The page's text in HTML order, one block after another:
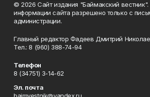
© 2026 Сайт издания "Баймакский вестник".
информации сайта разрешено только с
администрации.
Главный редактор Фадеев Дмитрий
Тел.: 8 (960) 388-74-94
Телефон
8 (34751) 3-14-62
Эл. почта